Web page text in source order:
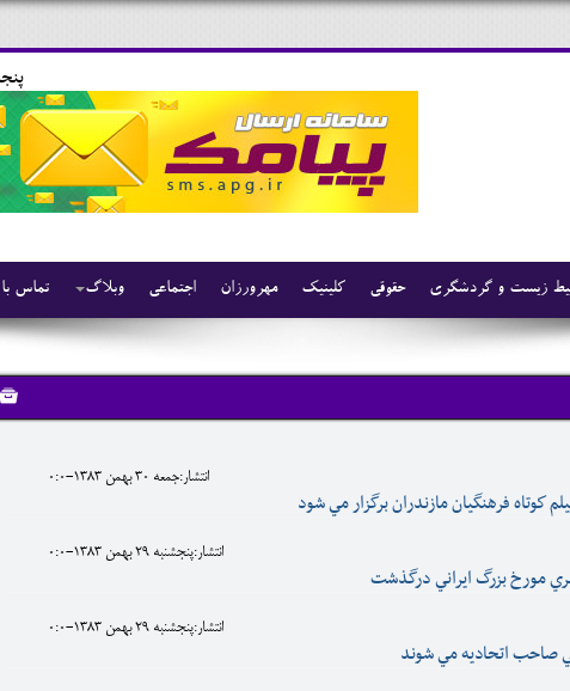
پنجشنبه
تماس با وبلاگ اجتماعی مهرورزان کلینیک حقوقی زیست و گردشگری
انتشار:جمعه 30 بهمن 1383-0:0
كوتاه فرهنگيان مازندران برگزار مي شود
انتشار:پنجشنبه 29 بهمن 1383-0:0
مورخ بزرگ ايراني درگذشت
انتشار:پنجشنبه 29 بهمن 1383-0:0
صاحب اتحاديه مي شوند